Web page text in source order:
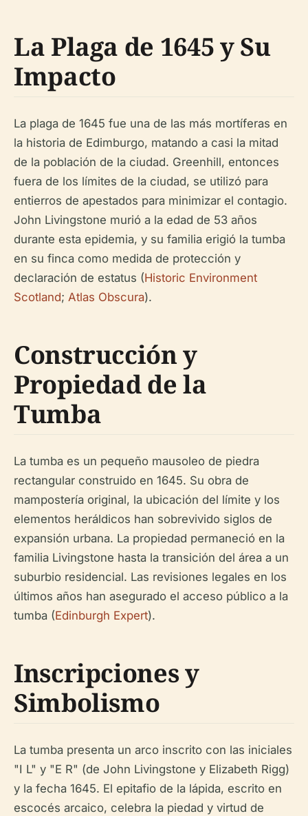
La Plaga de 1645 y Su
Impacto
La plaga de 1645 fue una de las más mortíferas en
la historia de Edimburgo, matando a casi la mitad
de la población de la ciudad. Greenhill, entonces
fuera de los límites de la ciudad, se utilizó para
entierros de apestados para minimizar el contagio.
John Livingstone murió a la edad de 53 años
durante esta epidemia, y su familia erigió la tumba
en su finca como medida de protección y
declaración de estatus (Historic Environment
Scotland; Atlas Obscura).
Construcción y
Propiedad de la
Tumba
La tumba es un pequeño mausoleo de piedra
rectangular construido en 1645. Su obra de
mampostería original, la ubicación del límite y los
elementos heráldicos han sobrevivido siglos de
expansión urbana. La propiedad permaneció en la
familia Livingstone hasta la transición del área a un
suburbio residencial. Las revisiones legales en los
últimos años han asegurado el acceso público a la
tumba (Edinburgh Expert).
Inscripciones y
Simbolismo
La tumba presenta un arco inscrito con las iniciales
"I L" y "E R" (de John Livingstone y Elizabeth Rigg)
y la fecha 1645. El epitafio de la lápida, escrito en
escocés arcaico, celebra la piedad y virtud de